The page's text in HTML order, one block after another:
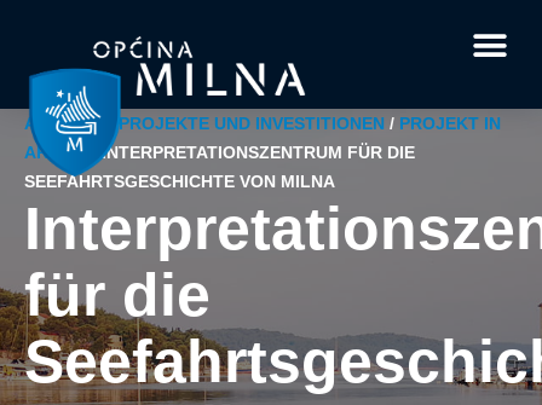
AKTUELL /PROJEKTE UND INVESTITIONEN / PROJEKT IN
ARBEIT
INTERPRETATIONSZENTRUM FÜR DIE
SEEFAHRTSGESCHICHTE VON MILNA
für die